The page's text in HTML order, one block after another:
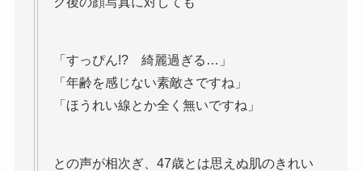
「すっぴん!? 綺麗過ぎる…」
「年齢を感じない素敵さですね」
「ほうれい線とか全く無いですね」
との声が相次ぎ、47歳とは思えぬ肌のきれい